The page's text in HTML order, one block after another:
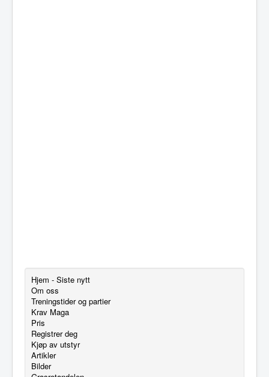
Hjem - Siste nytt
Om oss
Treningstider og partier
Krav Maga
Pris
Registrer deg
Kjøp av utstyr
Artikler
Bilder